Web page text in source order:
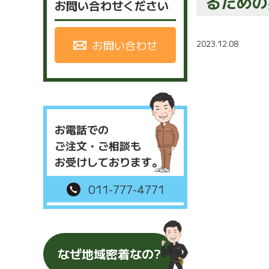
お問い合わせください
お問い合わせ
お電話での
ご注文・ご相談も
お受けしております。
011-777-4771
なぜ地域密着なの?
2023.12.08